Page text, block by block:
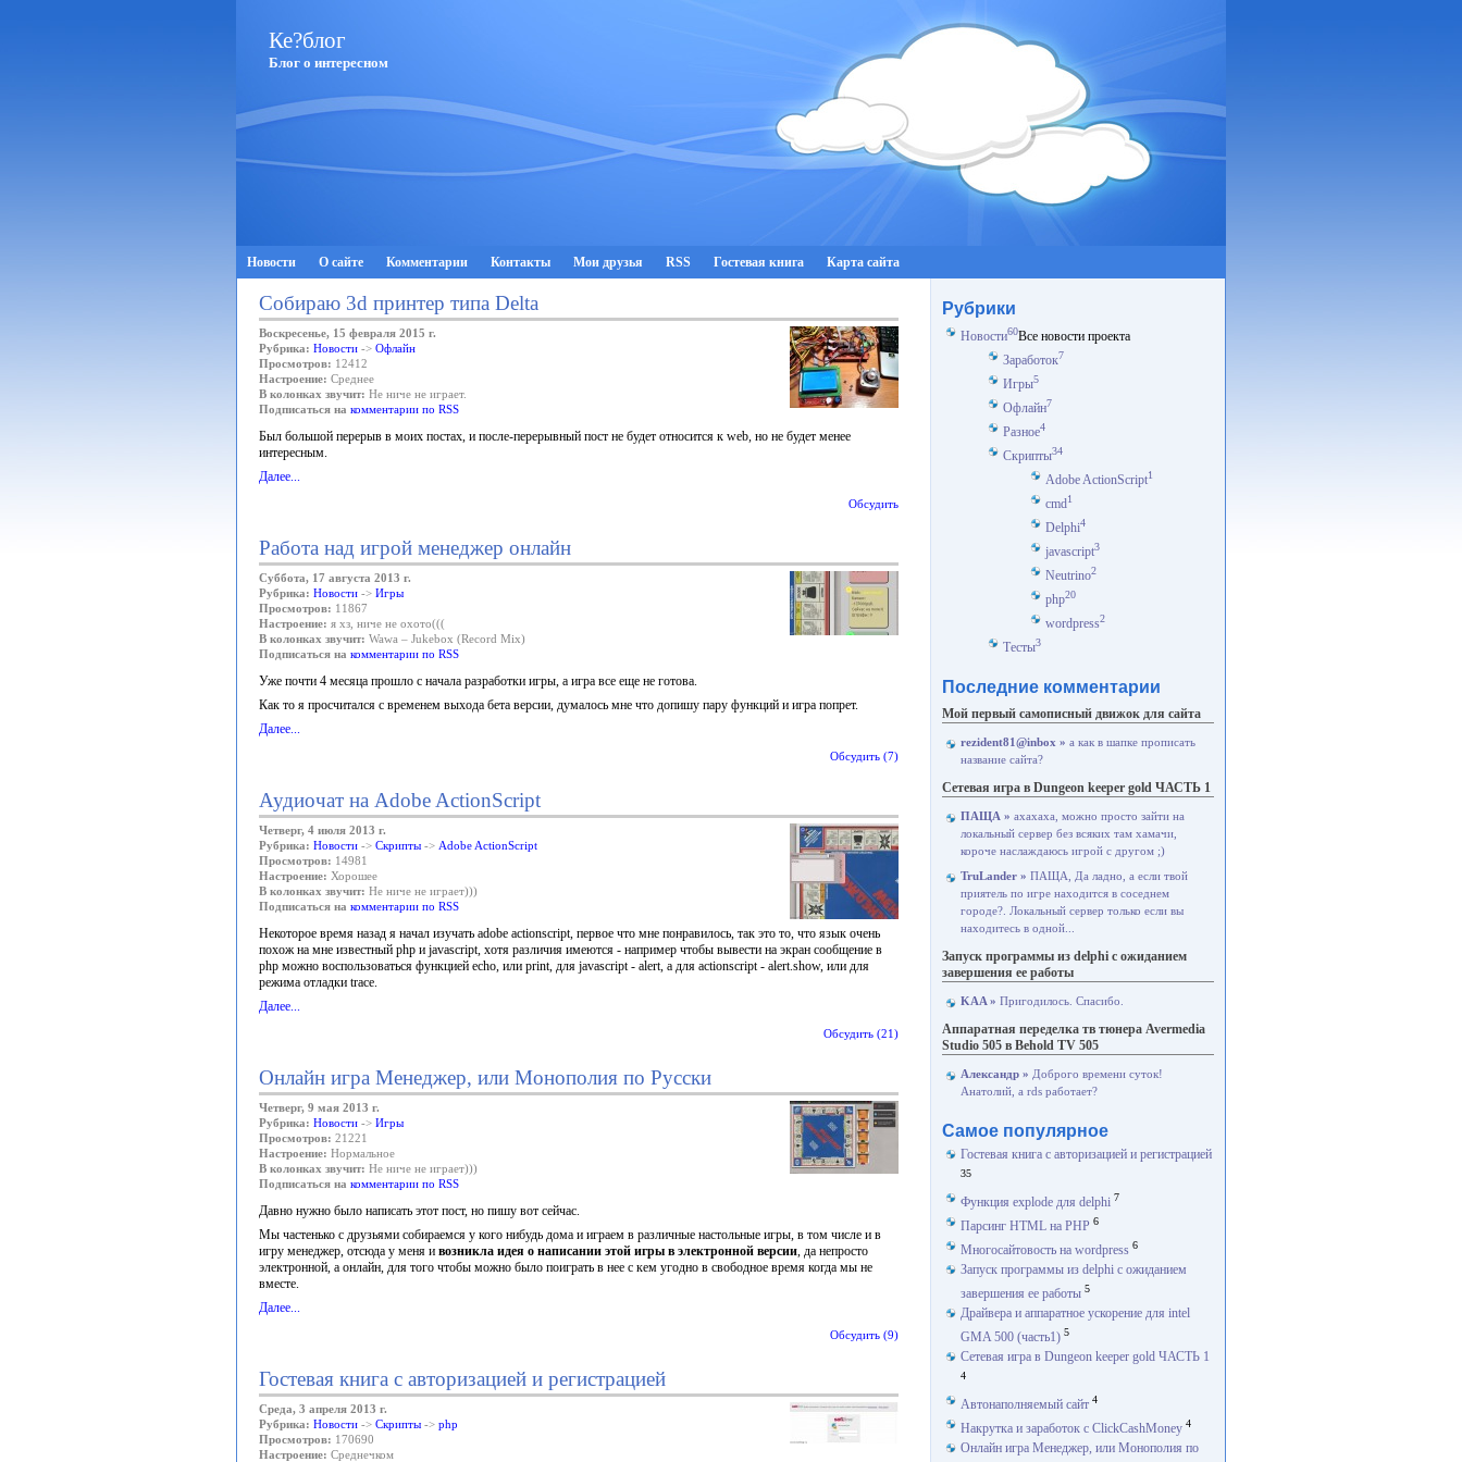
Ке?блог
Блог о интересном
Новости О сайте Комментарии Контакты Мои друзья RSS Гостевая книга Карта сайта
Собираю 3d принтер типа Delta
Воскресенье, 15 февраля 2015 г.
Рубрика: Новости -> Офлайн
Просмотров: 12412
Настроение: Среднее
В колонках звучит: Не ниче не играет.
Подписаться на комментарии по RSS
Был большой перерыв в моих постах, и после-перерывный пост не будет относится к web, но не будет менее
интересным.
Далее...
Обсудить
Работа над игрой менеджер онлайн
Суббота, 17 августа 2013 г.
Рубрика: Новости -> Игры
Просмотров: 11867
Настроение: я хз, ниче не охото(((
В колонках звучит: Wawa – Jukebox (Record Mix)
Подписаться на комментарии по RSS
Уже почти 4 месяца прошло с начала разработки игры, а игра все еще не готова.
Как то я просчитался с временем выхода бета версии, думалось мне что допишу пару функций и игра попрет.
Далее...
Обсудить (7)
Аудиочат на Adobe ActionScript
Четверг, 4 июля 2013 г.
Рубрика: Новости -> Скрипты -> Adobe ActionScript
Просмотров: 14981
Настроение: Хорошее
В колонках звучит: Не ниче не играет)))
Подписаться на комментарии по RSS
Некоторое время назад я начал изучать adobe actionscript, первое что мне понравилось, так это то, что язык очень
похож на мне известный php и javascript, хотя различия имеются - например чтобы вывести на экран сообщение в
php можно воспользоваться функцией echo, или print, для javascript - alert, а для actionscript - alert.show, или для
режима отладки trace.
Далее...
Обсудить (21)
Онлайн игра Менеджер, или Монополия по Русски
Четверг, 9 мая 2013 г.
Рубрика: Новости -> Игры
Просмотров: 21221
Настроение: Нормальное
В колонках звучит: Не ниче не играет)))
Подписаться на комментарии по RSS
Давно нужно было написать этот пост, но пишу вот сейчас.
Мы частенько с друзьями собираемся у кого нибудь дома и играем в различные настольные игры, в том числе и в
игру менеджер, отсюда у меня и возникла идея о написании этой игры в электронной версии, да непросто
электронной, а онлайн, для того чтобы можно было поиграть в нее с кем угодно в свободное время когда мы не
вместе.
Далее...
Обсудить (9)
Гостевая книга с авторизацией и регистрацией
Среда, 3 апреля 2013 г.
Рубрика: Новости -> Скрипты -> php
Просмотров: 170690
Настроение: Среднечком
Рубрики
Новости60Все новости проекта
Заработок7
Игры5
Офлайн7
Разное4
Скрипты34
Adobe ActionScript1
cmd1
Delphi4
javascript3
Neutrino2
php20
wordpress2
Тесты3
Последние комментарии
Мой первый самописный движок для сайта
rezident81@inbox » а как в шапке прописать
название сайта?
Сетевая игра в Dungeon keeper gold ЧАСТЬ 1
ПАЩА » ахахаха, можно просто зайти на
локальный сервер без всяких там хамачи,
короче наслаждаюсь игрой с другом ;)
TruLander » ПАЩА, Да ладно, а если твой
приятель по игре находится в соседнем
городе?. Локальный сервер только если вы
находитесь в одной...
Запуск программы из delphi с ожиданием
завершения ее работы
KAA » Пригодилось. Спасибо.
Аппаратная переделка тв тюнера Avermedia
Studio 505 в Behold TV 505
Александр » Доброго времени суток!
Анатолий, а rds работает?
Самое популярное
Гостевая книга с авторизацией и регистрацией
35
Функция explode для delphi 7
Парсинг HTML на PHP 6
Многосайтовость на wordpress 6
Запуск программы из delphi с ожиданием
завершения ее работы 5
Драйвера и аппаратное ускорение для intel
GMA 500 (часть1) 5
Сетевая игра в Dungeon keeper gold ЧАСТЬ 1
4
Автонаполняемый сайт 4
Накрутка и заработок с ClickCashMoney 4
Онлайн игра Менеджер, или Монополия по